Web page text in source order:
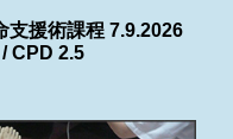
支援術課程 7.9.2026
CPD 2.5